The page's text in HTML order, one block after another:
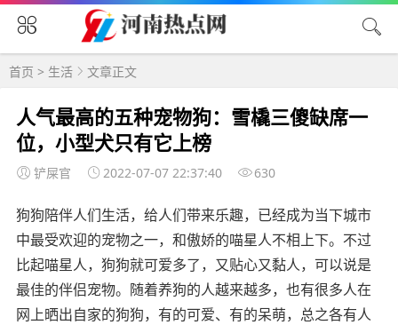
首页 > 生活 文章正文
人气最高的五种宠物狗：雪橇三傻缺席一
位，小型犬只有它上榜
铲屎官 2022-07-07 22:37:40 630
狗狗陪伴人们生活，给人们带来乐趣，已经成为当下城市
中最受欢迎的宠物之一，和傲娇的喵星人不相上下。不过
比起喵星人，狗狗就可爱多了，又贴心又黏人，可以说是
最佳的伴侣宠物。随着养狗的人越来越多，也有很多人在
网上晒出自家的狗狗，有的可爱、有的呆萌，总之各有人